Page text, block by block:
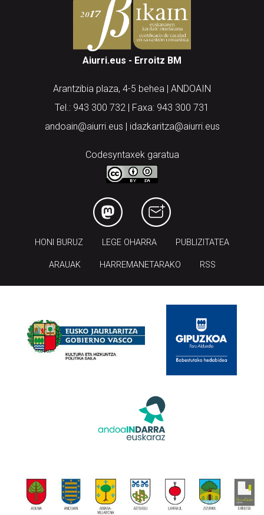
Aiurri.eus - Erroitz BM
Arantzibia plaza, 4-5 behea | ANDOAIN
Tel.: 943 300 732 | Faxa: 943 300 731
andoain@aiurri.eus | idazkaritza@aiurri.eus
Codesyntaxek garatua
HONI BURUZ LEGE OHARRA PUBLIZITATEA
ARAUAK HARREMANETARAKO RSS